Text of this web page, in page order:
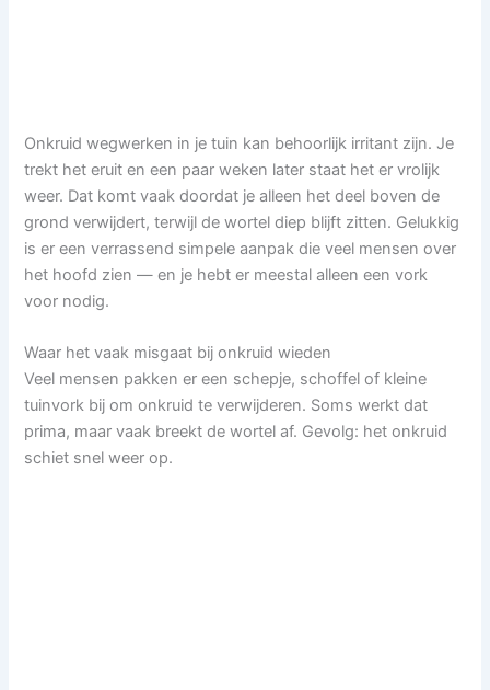
Onkruid wegwerken in je tuin kan behoorlijk irritant zijn. Je
trekt het eruit en een paar weken later staat het er vrolijk
weer. Dat komt vaak doordat je alleen het deel boven de
grond verwijdert, terwijl de wortel diep blijft zitten. Gelukkig
is er een verrassend simpele aanpak die veel mensen over
het hoofd zien — en je hebt er meestal alleen een vork
voor nodig.
Waar het vaak misgaat bij onkruid wieden
Veel mensen pakken er een schepje, schoffel of kleine
tuinvork bij om onkruid te verwijderen. Soms werkt dat
prima, maar vaak breekt de wortel af. Gevolg: het onkruid
schiet snel weer op.